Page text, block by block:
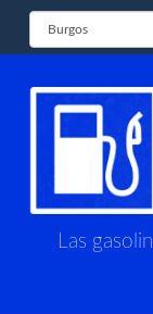
Las